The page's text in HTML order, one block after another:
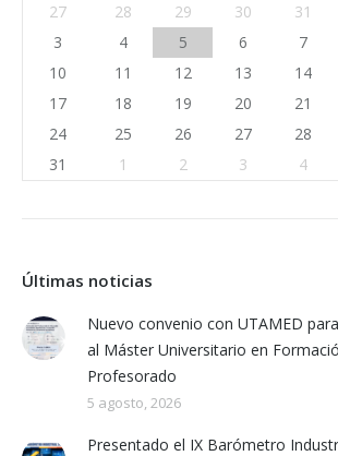
27
28 29 30 31
3
4 5 6 7
10
11 12 13 14
17
18 19 20 21
24
25 26 27 28
31
1 2 3 4
Últimas noticias
Nuevo convenio con UTAMED
al Máster Universitario en
Profesorado
5 agosto, 2026
Presentado el IX Barómetro